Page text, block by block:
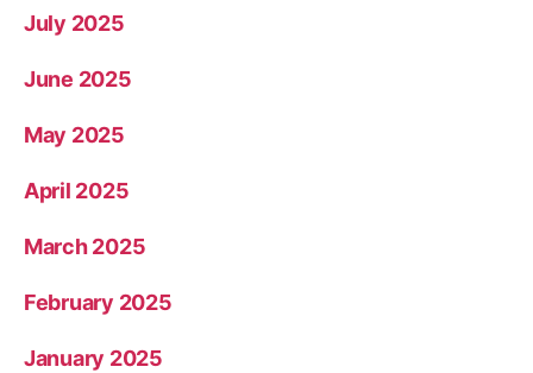
July 2025
June 2025
May 2025
April 2025
March 2025
February 2025
January 2025